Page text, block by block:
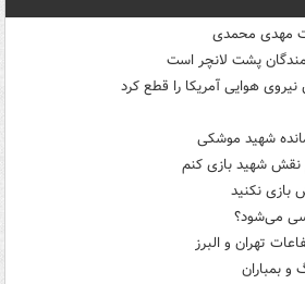
مهدی محمدی
پشت لانچر است
هوایی آمریکا را قطع کرد
شهید موشکی
نقش شهید بازی کنم
بازی نکنید
می‌شود؟
تهران و البرز
و بمباران